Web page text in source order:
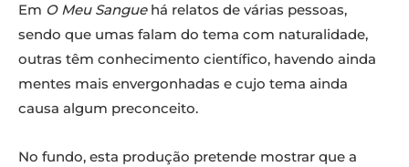
Em O Meu Sanguehá relatos de várias pessoas,
sendo que umas falam do tema com naturalidade,
outras têm conhecimento científico, havendo ainda
mentes mais envergonhadas e cujo tema ainda
causa algum preconceito.
No fundo, esta produção pretende mostrar que a